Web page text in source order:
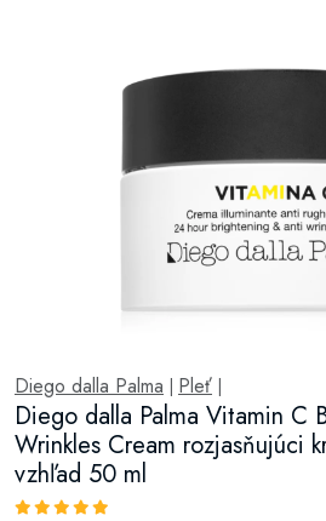
Diego dalla Palma Pleť
Diego dalla Palma Vitamin C
Wrinkles Cream rozjasňujúci
vzhľad 50 ml